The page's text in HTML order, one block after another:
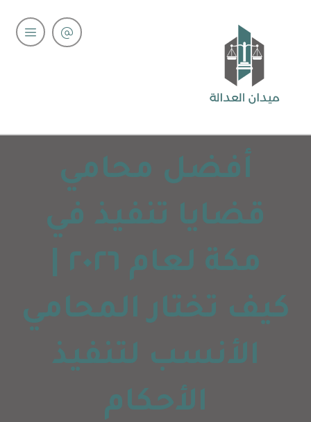
أفضل محامي
قضايا تنفيذ في
كيف تختار المحامي
الأنسب لتنفيذ
الأحكام